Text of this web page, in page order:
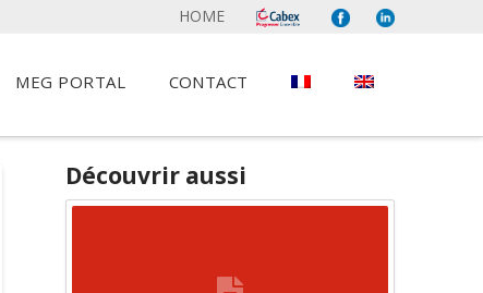
HOME
MEG PORTAL CONTACT
Découvrir aussi